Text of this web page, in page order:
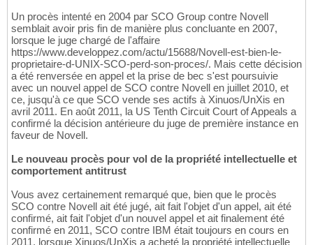
Un procès intenté en 2004 par SCO Group contre Novell
semblait avoir pris fin de manière plus concluante en 2007,
lorsque le juge chargé de l'affaire
https://www.developpez.com/actu/15688/Novell-est-bien-le-
proprietaire-d-UNIX-SCO-perd-son-proces/. Mais cette décision
a été renversée en appel et la prise de bec s'est poursuivie
avec un nouvel appel de SCO contre Novell en juillet 2010, et
ce, jusqu'à ce que SCO vende ses actifs à Xinuos/UnXis en
avril 2011. En août 2011, la US Tenth Circuit Court of Appeals a
confirmé la décision antérieure du juge de première instance en
faveur de Novell.
Le nouveau procès pour vol de la propriété intellectuelle et
comportement antitrust
Vous avez certainement remarqué que, bien que le procès
SCO contre Novell ait été jugé, ait fait l'objet d'un appel, ait été
confirmé, ait fait l'objet d'un nouvel appel et ait finalement été
confirmé en 2011, SCO contre IBM était toujours en cours en
2011, lorsque Xinuos/UnXis a acheté la propriété intellectuelle